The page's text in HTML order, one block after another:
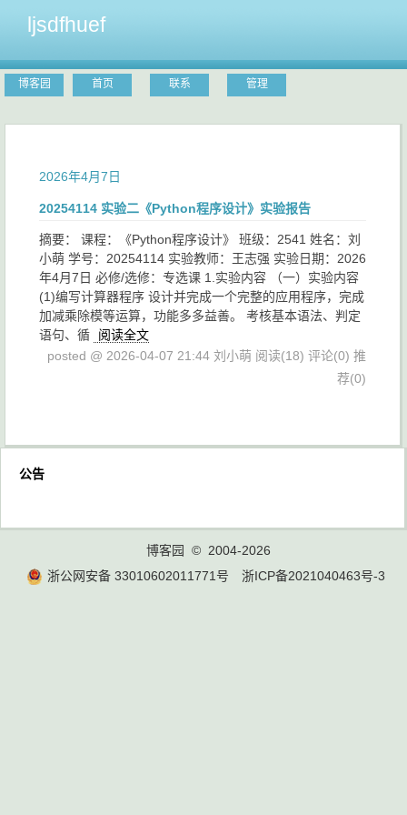
ljsdfhuef
博客园 首页 联系 管理
2026年4月7日
20254114 实验二《Python程序设计》实验报告
摘要： 课程：《Python程序设计》 班级：2541 姓名：刘
小萌 学号：20254114 实验教师：王志强 实验日期：2026
年4月7日 必修/选修：专选课 1.实验内容 （一）实验内容
(1)编写计算器程序 设计并完成一个完整的应用程序，完成
加减乘除模等运算，功能多多益善。 考核基本语法、判定
语句、循
阅读全文
posted @ 2026-04-07 21:44 刘小萌 阅读(18) 评论(0) 推
荐(0)
公告
博客园
© 2004-2026
浙公网安备 33010602011771号
浙ICP备2021040463号-3